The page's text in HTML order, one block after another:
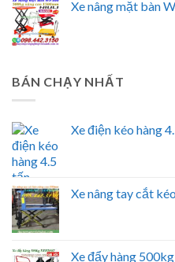
Xe nâng mặt bàn
BÁN CHẠY NHẤT
Xe điện kéo hàng
Xe nâng tay cắt
Xe đẩy hàng